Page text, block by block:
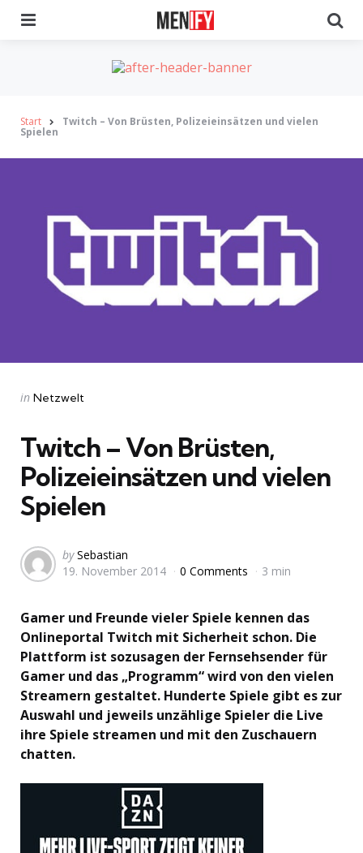
Start Twitch – Von Brüsten, Polizeieinsätzen und vielen
Spielen
Categories
Posted
in Netzwelt
Twitch – Von Brüsten,
Polizeieinsätzen und vielen
Spielen
Posted
by
by Sebastian
19. November 2014
0 Comments 3 min
Gamer und Freunde vieler Spiele kennen das
Onlineportal Twitch mit Sicherheit schon. Die
Plattform ist sozusagen der Fernsehsender für
Gamer und das „Programm“ wird von den vielen
Streamern gestaltet. Hunderte Spiele gibt es zur
Auswahl und jeweils unzählige Spieler die Live
ihre Spiele streamen und mit den Zuschauern
chatten.